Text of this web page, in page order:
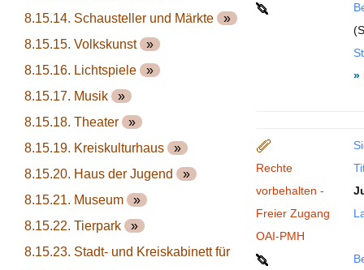
8.15.14. Schausteller und Märkte »
8.15.15. Volkskunst »
8.15.16. Lichtspiele »
8.15.17. Musik »
8.15.18. Theater »
8.15.19. Kreiskulturhaus »
8.15.20. Haus der Jugend »
8.15.21. Museum »
8.15.22. Tierpark »
8.15.23. Stadt- und Kreiskabinett für
»
Rechte
vorbehalten -
Freier Zugang
OAI-PMH